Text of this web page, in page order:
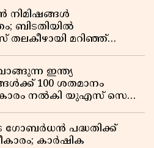
നിമിഷങ്ങൾ
ബിടതിയിൽ
മറിഞ്ഞ്
ഇന്ത്യ
100 ശതമാനം
നൽകി യുഎസ് സെനറ്റ്
ഗോബർധൻ പദ്ധതിക്ക്
കാർഷിക